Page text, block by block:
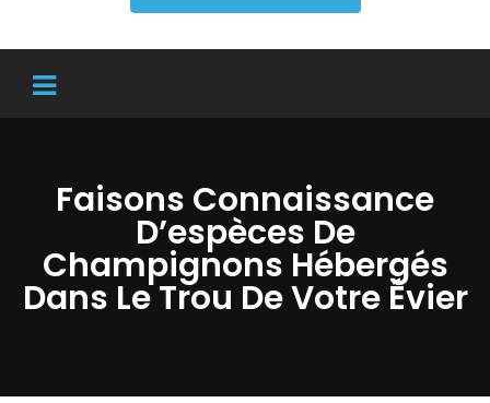
Faisons Connaissance
D’espèces De
Champignons Hébergés
Dans Le Trou De Votre Évier